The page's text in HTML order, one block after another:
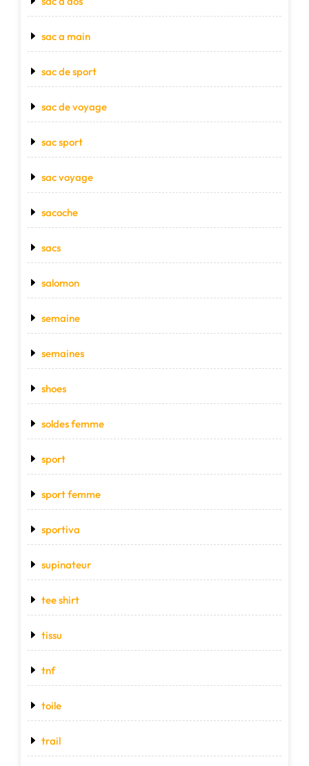
sac a main
sac de sport
sac de voyage
sac sport
sac voyage
sacoche
sacs
salomon
semaine
semaines
shoes
soldes femme
sport
sport femme
sportiva
supinateur
tee shirt
tissu
tnf
toile
trail